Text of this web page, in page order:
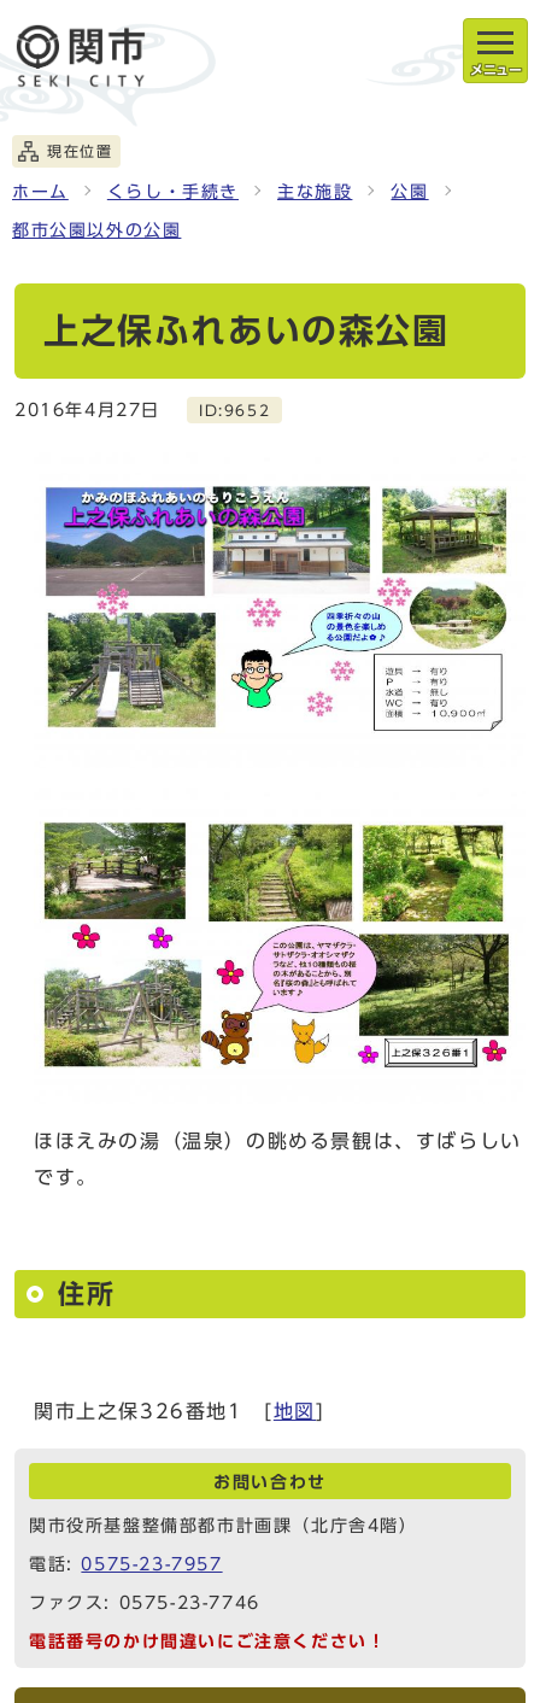
メニュー
現在位置
ホーム くらし・手続き 主な施設 公園
都市公園以外の公園
上之保ふれあいの森公園
2016年4月27日 ID:9652
ほほえみの湯（温泉）の眺める景観は、すばらしい
です。
住所
関市上之保326番地1 [地図]
お問い合わせ
関市役所基盤整備部都市計画課（北庁舎4階）
電話:0575-23-7957
ファクス: 0575-23-7746
電話番号のかけ間違いにご注意ください！